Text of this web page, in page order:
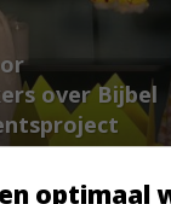
over Bijbel
optimaal